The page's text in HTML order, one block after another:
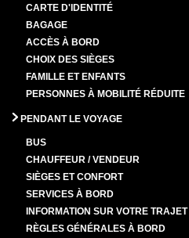
CARTE D'IDENTITÉ
BAGAGE
ACCÈS À BORD
CHOIX DES SIÈGES
FAMILLE ET ENFANTS
PERSONNES À MOBILITÉ RÉDUITE
PENDANT LE VOYAGE
BUS
CHAUFFEUR / VENDEUR
SIÈGES ET CONFORT
SERVICES À BORD
INFORMATION SUR VOTRE TRAJET
RÈGLES GÉNÉRALES À BORD